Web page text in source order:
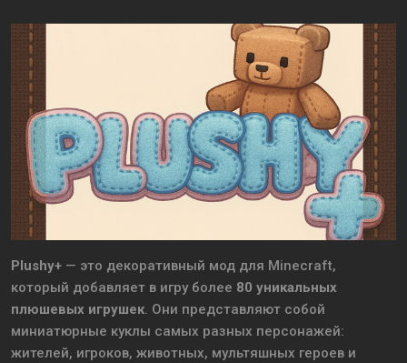
Plushy+ — это декоративный мод для Minecraft,
который добавляет в игру более 80 уникальных
плюшевых игрушек. Они представляют собой
миниатюрные куклы самых разных персонажей:
жителей, игроков, животных, мультяшных героев и